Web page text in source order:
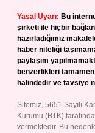
Yasal Uyarı: Bu
şirketi ile hiçbir
hazırladığımız
haber niteliği
paylaşım
benzerlikleri
halindedir ve tavsiye
Sitemiz, 5651 Sayılı
Kurumu (BTK)
vermektedir. Bu